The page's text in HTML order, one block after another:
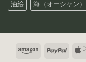
油絵 海（オーシャン）
Amazon